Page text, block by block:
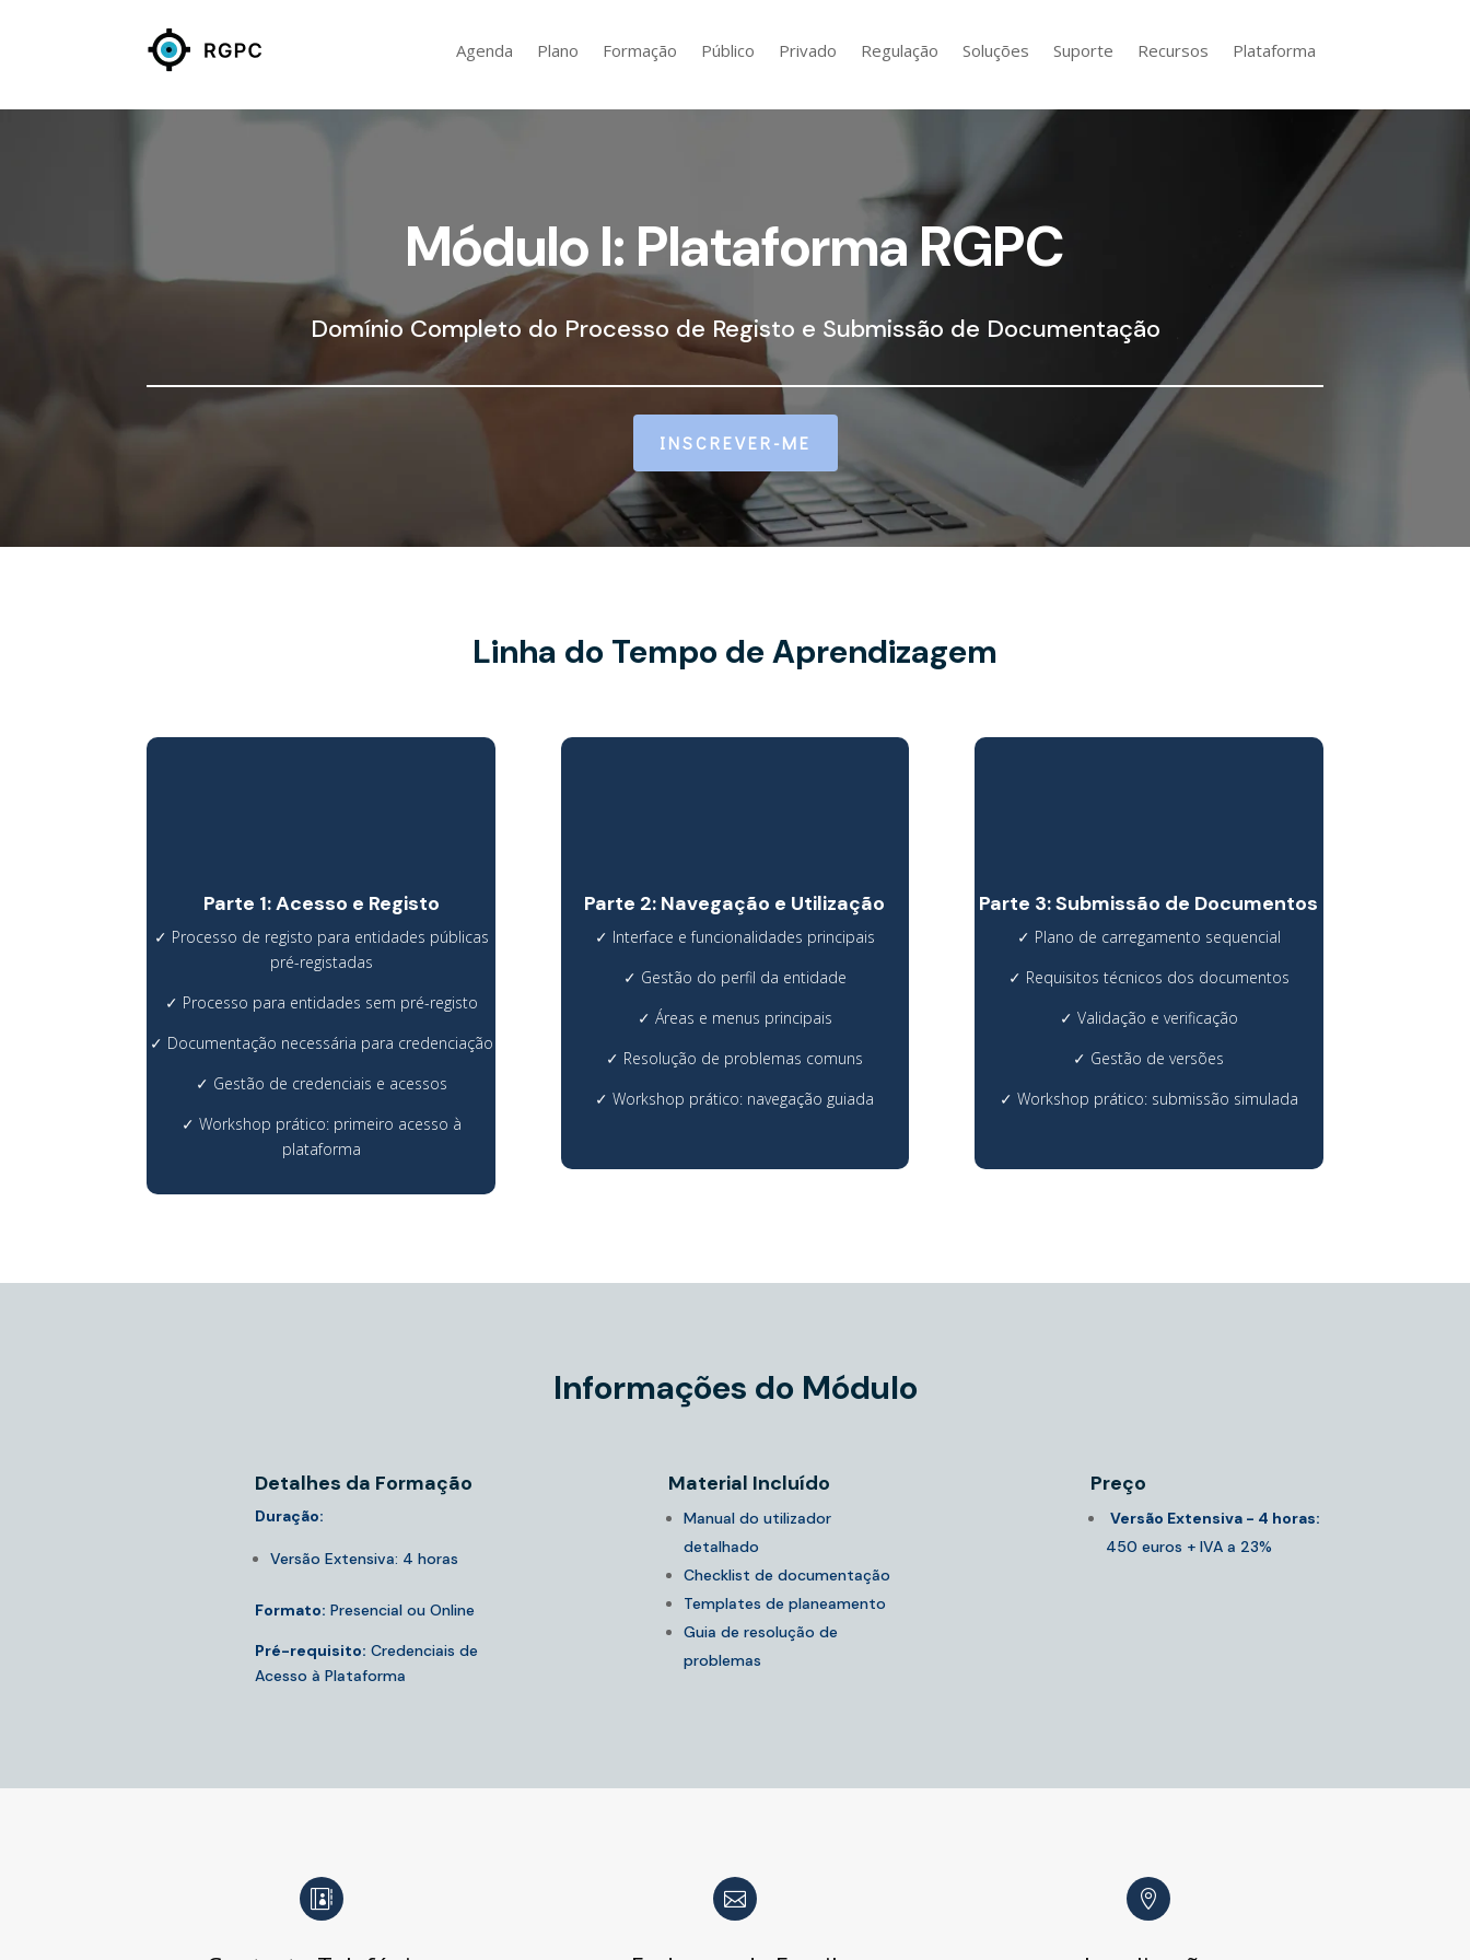
Agenda Plano Formação Público Privado Regulação Soluções Suporte Recursos Plataforma
Módulo I: Plataforma RGPC
Domínio Completo do Processo de Registo e Submissão de Documentação
INSCREVER-ME
Linha do Tempo de Aprendizagem
Parte 1: Acesso e Registo
✓ Processo de registo para entidades públicas
pré-registadas
✓ Processo para entidades sem pré-registo
✓ Documentação necessária para credenciação
✓ Gestão de credenciais e acessos
✓ Workshop prático: primeiro acesso à
plataforma
Parte 2: Navegação e Utilização
✓ Interface e funcionalidades principais
✓ Gestão do perfil da entidade
✓ Áreas e menus principais
✓ Resolução de problemas comuns
✓Workshop prático: navegação guiada
Parte 3: Submissão de Documentos
✓ Plano de carregamento sequencial
✓ Requisitos técnicos dos documentos
✓ Validação e verificação
✓ Gestão de versões
✓ Workshop prático: submissão simulada
Informações do Módulo
Detalhes da Formação
Duração:
Versão Extensiva: 4 horas
Formato: Presencial ou Online
Pré-requisito: Credenciais de
Acesso à Plataforma
Material Incluído
Manual do utilizador
detalhado
Checklist de documentação
Templates de planeamento
Guia de resolução de
problemas
Preço
Versão Extensiva - 4 horas:
450 euros + IVA a 23%
  